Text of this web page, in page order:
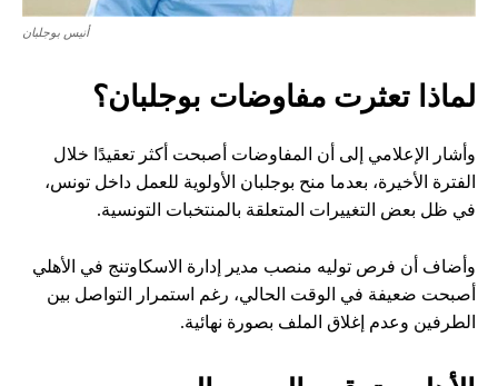
أنيس بوجلبان
لماذا تعثرت مفاوضات بوجلبان؟
وأشار الإعلامي إلى أن المفاوضات أصبحت أكثر تعقيدًا خلال
الفترة الأخيرة، بعدما منح بوجلبان الأولوية للعمل داخل تونس،
في ظل بعض التغييرات المتعلقة بالمنتخبات التونسية.
وأضاف أن فرص توليه منصب مدير إدارة الاسكاوتنج في الأهلي
أصبحت ضعيفة في الوقت الحالي، رغم استمرار التواصل بين
الطرفين وعدم إغلاق الملف بصورة نهائية.